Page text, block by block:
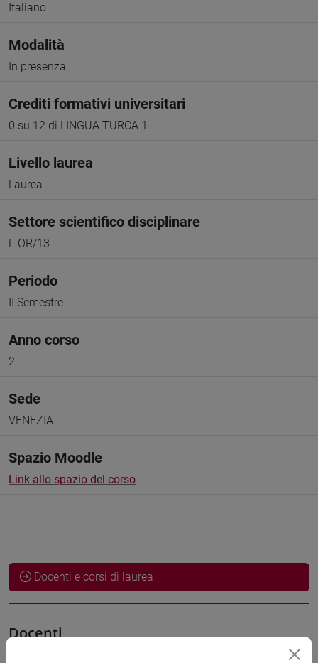
Italiano
Modalità
In presenza
Crediti formativi universitari
0 su 12 di LINGUA TURCA 1
Livello laurea
Laurea
Settore scientifico disciplinare
L-OR/13
Periodo
II Semestre
Anno corso
2
Sede
VENEZIA
Spazio Moodle
Link allo spazio del corso
Docenti e corsi di laurea
Docenti